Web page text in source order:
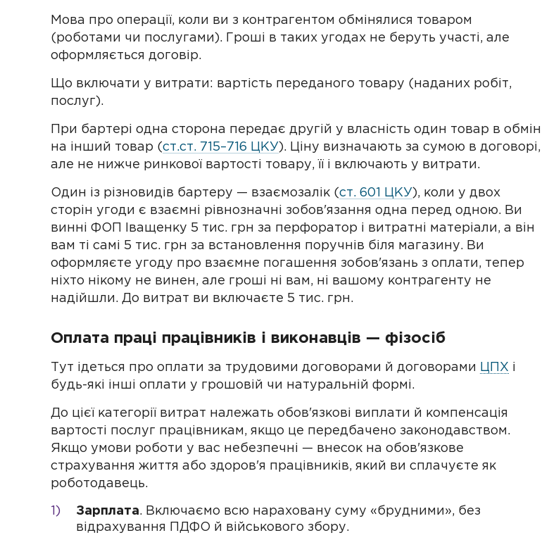
Мова про операції, коли ви з контрагентом обмінялися товаром
(роботами чи послугами). Гроші в таких угодах не беруть участі, але
оформляється договір.
Що включати у витрати: вартість переданого товару (наданих робіт,
послуг).
При бартері одна сторона передає другій у власність один товар в обмін
на інший товар (ст.ст. 715–716 ЦКУ). Ціну визначають за сумою в договорі,
але не нижче ринкової вартості товару, її і включають у витрати.
Один із різновидів бартеру — взаємозалік (ст. 601 ЦКУ), коли у двох
сторін угоди є взаємні рівнозначні зобов'язання одна перед одною. Ви
винні ФОП Іващенку 5 тис. грн за перфоратор і витратні матеріали, а він
вам ті самі 5 тис. грн за встановлення поручнів біля магазину. Ви
оформляєте угоду про взаємне погашення зобов'язань з оплати, тепер
ніхто нікому не винен, але гроші ні вам, ні вашому контрагенту не
надійшли. До витрат ви включаєте 5 тис. грн.
Оплата праці працівників і виконавців — фізосіб
Тут ідеться про оплати за трудовими договорами й договорами ЦПХ і
будь-які інші оплати у грошовій чи натуральній формі.
До цієї категорії витрат належать обов'язкові виплати й компенсація
вартості послуг працівникам, якщо це передбачено законодавством.
Якщо умови роботи у вас небезпечні — внесок на обов'язкове
страхування життя або здоров'я працівників, який ви сплачуєте як
роботодавець.
Зарплата. Включаємо всю нараховану суму «брудними», без
відрахування ПДФО й військового збору.